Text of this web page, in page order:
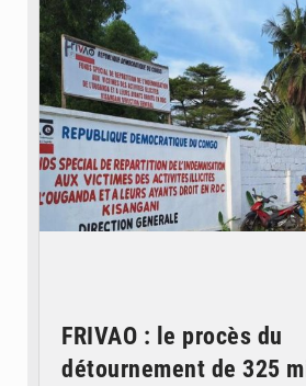
FRIVAO : le procès du
détournement de 325